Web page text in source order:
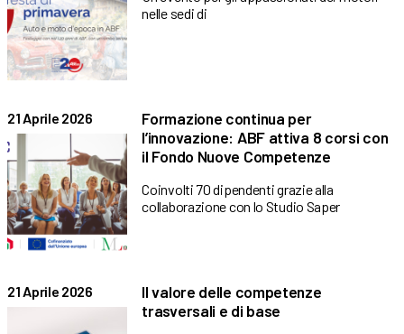
nelle sedi di
21 Aprile 2026
Formazione continua per
l’innovazione: ABF attiva 8 corsi con
il Fondo Nuove Competenze
Coinvolti 70 dipendenti grazie alla
collaborazione con lo Studio Saper
21 Aprile 2026
Il valore delle competenze
trasversali e di base